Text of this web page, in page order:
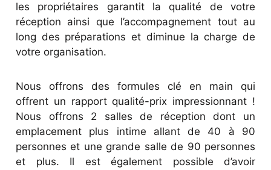
les propriétaires garantit la qualité de votre
réception ainsi que l’accompagnement tout au
long des préparations et diminue la charge de
votre organisation.
Nous offrons des formules clé en main qui
offrent un rapport qualité-prix impressionnant !
Nous offrons 2 salles de réception dont un
emplacement plus intime allant de 40 à 90
personnes et une grande salle de 90 personnes
et plus. Il est également possible d’avoir